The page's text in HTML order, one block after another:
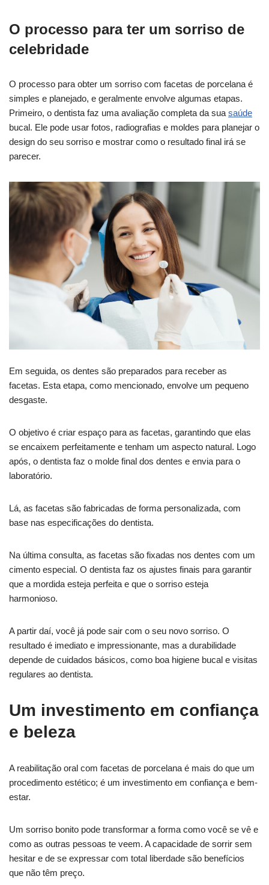
O processo para ter um sorriso de
celebridade
O processo para obter um sorriso com facetas de porcelana é
simples e planejado, e geralmente envolve algumas etapas.
Primeiro, o dentista faz uma avaliação completa da sua saúde
bucal. Ele pode usar fotos, radiografias e moldes para planejar o
design do seu sorriso e mostrar como o resultado final irá se
parecer.
Em seguida, os dentes são preparados para receber as
facetas. Esta etapa, como mencionado, envolve um pequeno
desgaste.
O objetivo é criar espaço para as facetas, garantindo que elas
se encaixem perfeitamente e tenham um aspecto natural. Logo
após, o dentista faz o molde final dos dentes e envia para o
laboratório.
Lá, as facetas são fabricadas de forma personalizada, com
base nas especificações do dentista.
Na última consulta, as facetas são fixadas nos dentes com um
cimento especial. O dentista faz os ajustes finais para garantir
que a mordida esteja perfeita e que o sorriso esteja
harmonioso.
A partir daí, você já pode sair com o seu novo sorriso. O
resultado é imediato e impressionante, mas a durabilidade
depende de cuidados básicos, como boa higiene bucal e visitas
regulares ao dentista.
Um investimento em confiança
e beleza
A reabilitação oral com facetas de porcelana é mais do que um
procedimento estético; é um investimento em confiança e bem-
estar.
Um sorriso bonito pode transformar a forma como você se vê e
como as outras pessoas te veem. A capacidade de sorrir sem
hesitar e de se expressar com total liberdade são benefícios
que não têm preço.